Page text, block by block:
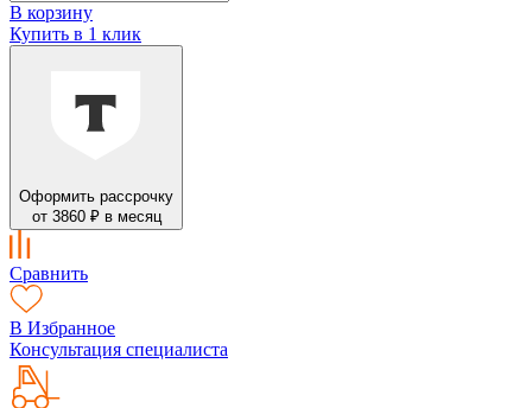
В корзину
Купить в 1 клик
Оформить рассрочку
от 3860 ₽ в месяц
Сравнить
В Избранное
Консультация специалиста